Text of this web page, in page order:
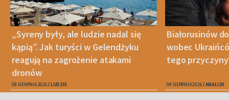
„Syreny były, ale ludzie nadal się
kąpią”. Jak turyści w Gelendżyku
reagują na zagrożenie atakami
dronów
08 SIERPNIA 2026 LUDZIE
Białorusinów
wobec
tego
08 SIERPNIA 2026 ANALIZA